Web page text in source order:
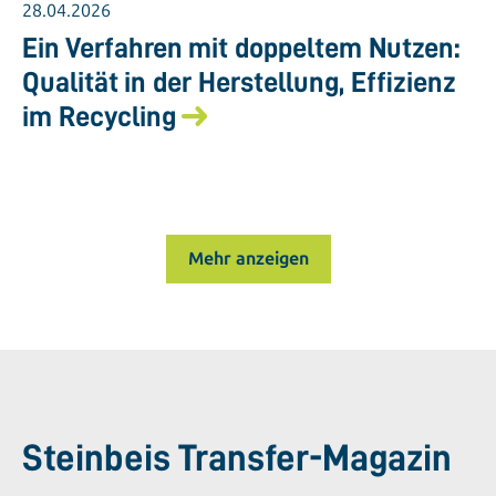
28.04.2026
Ein Verfahren mit doppeltem Nutzen:
Qualität in der Herstellung, Effizienz
im Recycling
Mehr anzeigen
Steinbeis Transfer-Magazin